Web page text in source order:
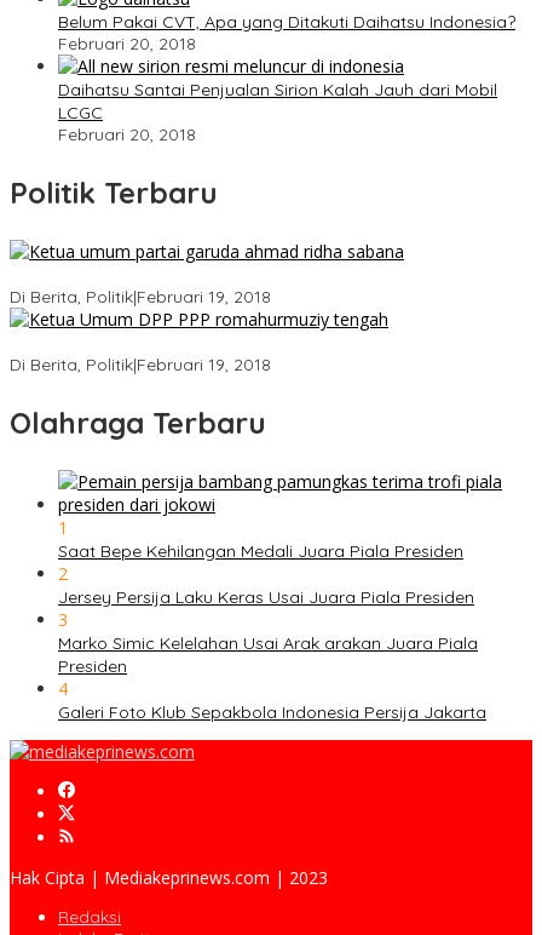
Belum Pakai CVT, Apa yang Ditakuti Daihatsu Indonesia?
Februari 20, 2018
Daihatsu Santai Penjualan Sirion Kalah Jauh dari Mobil
LCGC
Februari 20, 2018
Politik Terbaru
Di Berita, Politik|Februari 19, 2018
Di Berita, Politik|Februari 19, 2018
Olahraga Terbaru
1
Saat Bepe Kehilangan Medali Juara Piala Presiden
2
Jersey Persija Laku Keras Usai Juara Piala Presiden
3
Marko Simic Kelelahan Usai Arak arakan Juara Piala
Presiden
4
Galeri Foto Klub Sepakbola Indonesia Persija Jakarta
Hak Cipta | Mediakeprinews.com | 2023
Redaksi